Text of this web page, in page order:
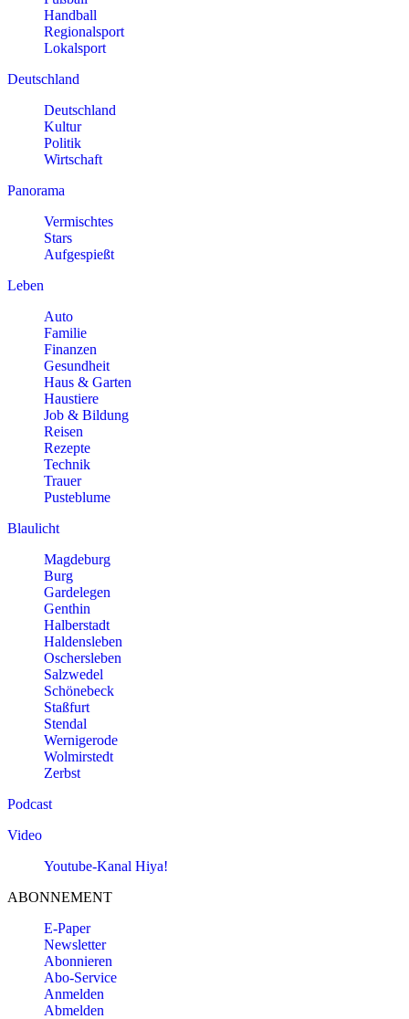
Handball
Regionalsport
Lokalsport
Deutschland
Deutschland
Kultur
Politik
Wirtschaft
Panorama
Vermischtes
Stars
Aufgespießt
Leben
Auto
Familie
Finanzen
Gesundheit
Haus & Garten
Haustiere
Job & Bildung
Reisen
Rezepte
Technik
Trauer
Pusteblume
Blaulicht
Magdeburg
Burg
Gardelegen
Genthin
Halberstadt
Haldensleben
Oschersleben
Salzwedel
Schönebeck
Staßfurt
Stendal
Wernigerode
Wolmirstedt
Zerbst
Podcast
Video
Youtube-Kanal Hiya!
ABONNEMENT
E-Paper
Newsletter
Abonnieren
Abo-Service
Anmelden
Abmelden